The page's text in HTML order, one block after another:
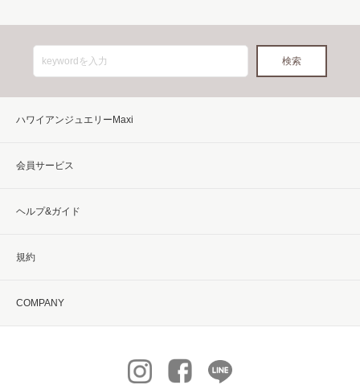
ハワイアンジュエリーMaxi
会員サービス
ヘルプ&ガイド
規約
COMPANY